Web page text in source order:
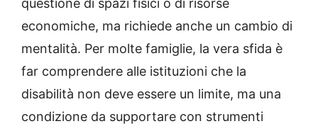
questione di spazi fisici o di risorse
economiche, ma richiede anche un cambio di
mentalità. Per molte famiglie, la vera sfida è
far comprendere alle istituzioni che la
disabilità non deve essere un limite, ma una
condizione da supportare con strumenti